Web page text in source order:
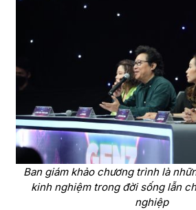
Ban giám khảo chương trình là
kinh nghiệm trong đời sống lẫn
nghiệp